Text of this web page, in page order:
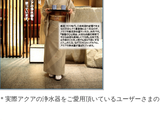
＊実際アクアの浄水器をご愛用頂いているユーザーさま